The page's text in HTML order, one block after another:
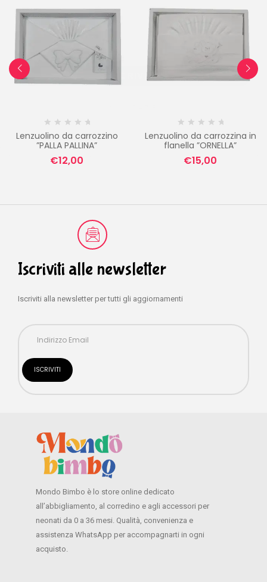
Lenzuolino da carrozzino
”PALLA PALLINA”
€12,00
Lenzuolino da carrozzina in
flanella ”ORNELLA”
€15,00
Iscriviti alle newsletter
Iscriviti alla newsletter per tutti gli aggiornamenti
Mondo Bimbo è lo store online dedicato
all’abbigliamento, al corredino e agli accessori per
neonati da 0 a 36 mesi. Qualità, convenienza e
assistenza WhatsApp per accompagnarti in ogni
acquisto.
NO, GRAZIE